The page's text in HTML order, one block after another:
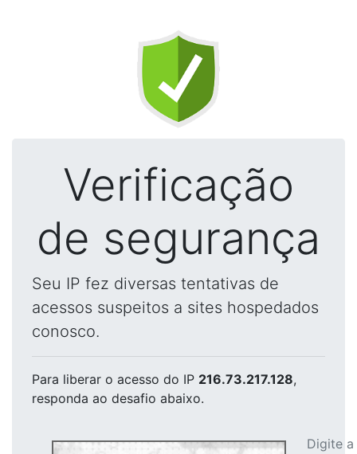
Verificação
de segurança
Seu IP fez diversas tentativas de
acessos suspeitos a sites hospedados
conosco.
Para liberar o acesso do IP 216.73.217.128,
responda ao desafio abaixo.
Digite